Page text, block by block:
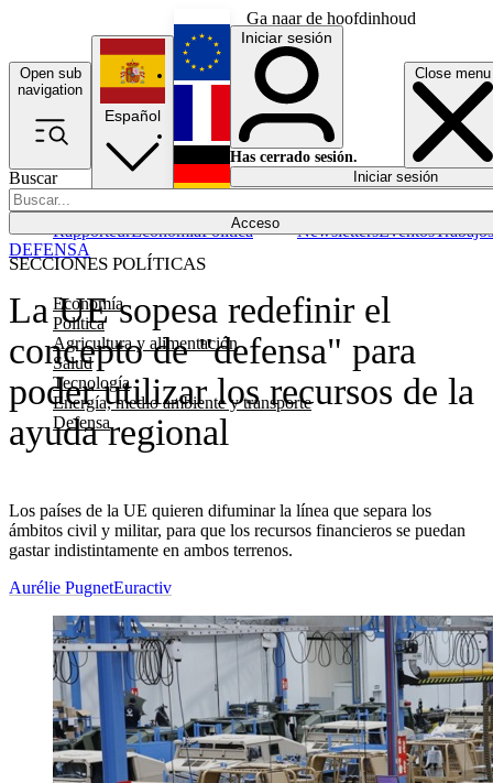
Ga naar de hoofdinhoud
Open sub
navigation
Close menu
Buscar
Acceso
SECCIONES POLÍTICAS
Economía
Política
Agricultura y alimentación
Salud
Tecnología
Energía, medio ambiente y transporte
Defensa
RapporteurEconomíaPolítica NewslettersEventosTrabajos
Español
English
Français
Iniciar sesión
Has cerrado sesión.
Iniciar sesión
La UE sopesa redefinir el
concepto de "defensa" para
poder utilizar los recursos de la
ayuda regional
Los países de la UE quieren difuminar la línea que separa los
ámbitos civil y militar, para que los recursos financieros se puedan
gastar indistintamente en ambos terrenos.
DEFENSA
Aurélie PugnetEuractiv